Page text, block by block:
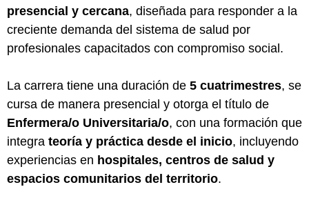
presencial y cercana, diseñada para responder a la
creciente demanda del sistema de salud por
profesionales capacitados con compromiso social.
La carrera tiene una duración de 5 cuatrimestres, se
cursa de manera presencial y otorga el título de
Enfermera/o Universitaria/o, con una formación que
integra teoría y práctica desde el inicio, incluyendo
experiencias en hospitales, centros de salud y
espacios comunitarios del territorio.